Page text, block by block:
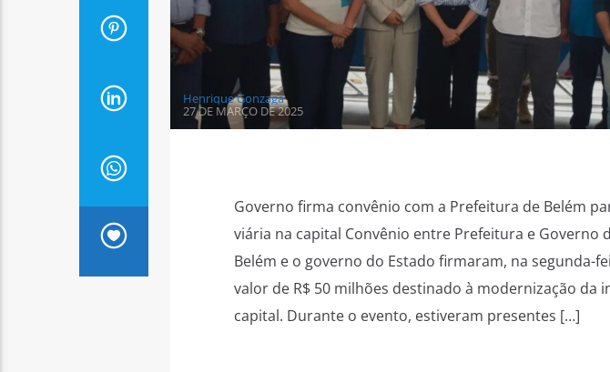
Henrique Gonzaga
27 DE MARÇO DE 2025
Governo firma convênio com a Prefeitura de Belém
viária na capital Convênio entre Prefeitura e Governo
Belém e o governo do Estado firmaram, na segunda-
valor de R$ 50 milhões destinado à modernização da
capital. Durante o evento, estiveram presentes […]